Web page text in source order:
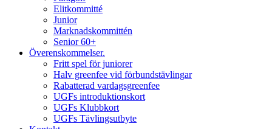
Elitkommitté
Junior
Marknadskommittén
Senior 60+
Överenskommelser.
Fritt spel för juniorer
Halv greenfee vid förbundstävlingar
Rabatterad vardagsgreenfee
UGFs introduktionskort
UGFs Klubbkort
UGFs Tävlingsutbyte